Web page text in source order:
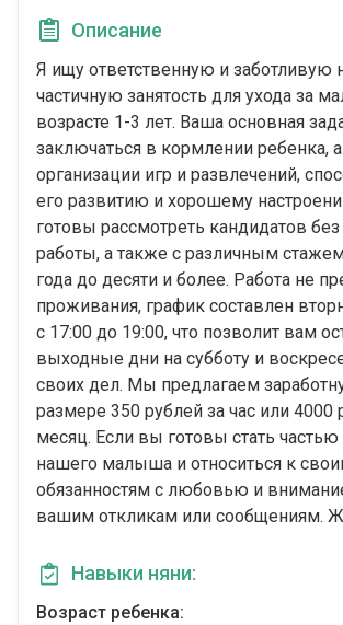
Описание
Я ищу ответственную и заботливую
частичную занятость для ухода за
возрасте 1-3 лет. Ваша основная
заключаться в кормлении ребенка,
организации игр и развлечений,
его развитию и хорошему
готовы рассмотреть кандидатов
работы, а также с различным
года до десяти и более. Работа не
проживания, график составлен
с 17:00 до 19:00, что позволит вам
выходные дни на субботу и
своих дел. Мы предлагаем
размере 350 рублей за час или 4000
месяц. Если вы готовы стать
нашего малыша и относиться к
обязанностям с любовью и
вашим откликам или сообщениям.
Навыки няни:
Возраст ребенка: